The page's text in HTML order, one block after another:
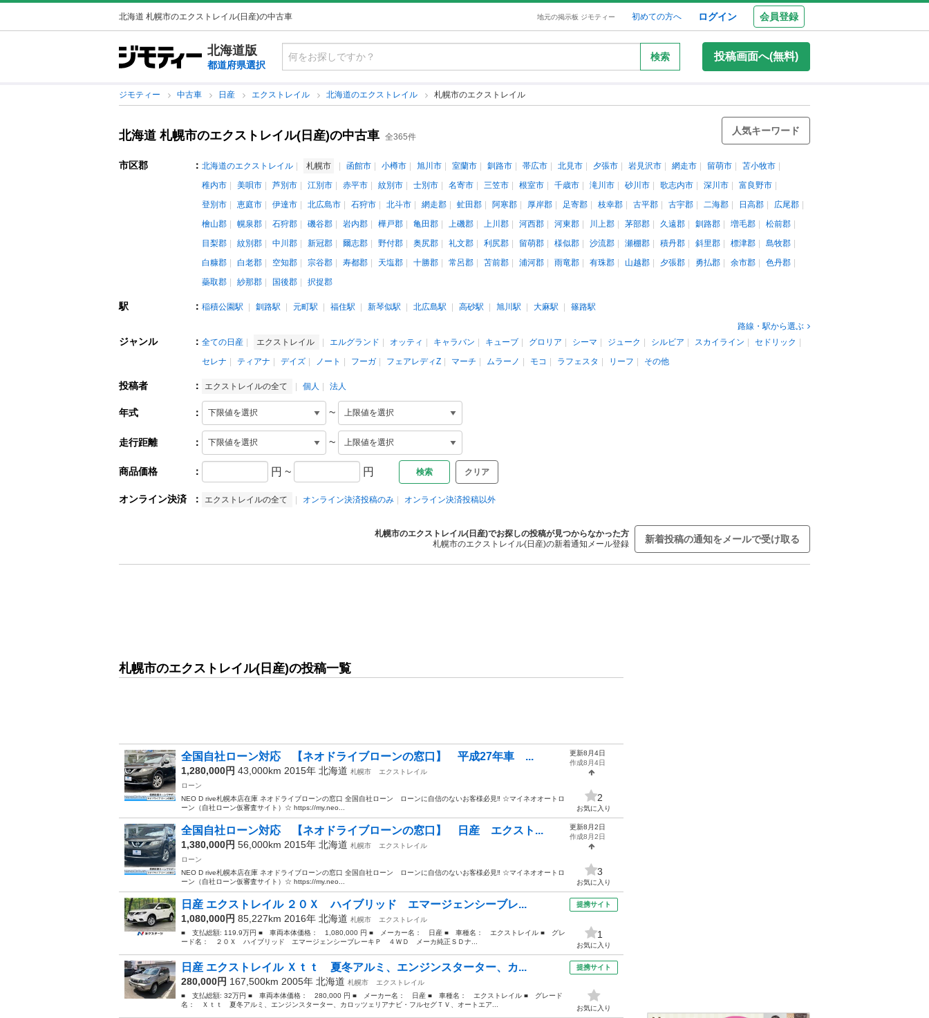
北海道 札幌市のエクストレイル(日産)の中古車 地元の掲示板 ジモティー 初めての方へ ログイン 会員登録
北海道版
都道府県選択
検索 投稿画面へ(無料)
ジモティー 中古車 日産 エクストレイル 北海道のエクストレイル 札幌市のエクストレイル
北海道 札幌市のエクストレイル(日産)の中古車 全365件
人気キーワード
市区郡 ： 北海道のエクストレイル 札幌市 函館市 小樽市 旭川市 室蘭市 釧路市 帯広市 北見市 夕張市 岩見沢市 網走市 留萌市
苫小牧市
稚内市
美唄市 芦別市 江別市 赤平市 紋別市 士別市 名寄市 三笠市 根室市 千歳市 滝川市 砂川市 歌志内市 深川市
富良野市
登別市
恵庭市 伊達市 北広島市 石狩市 北斗市 網走郡 虻田郡 阿寒郡 厚岸郡 足寄郡 枝幸郡 古平郡 古宇郡 二海郡 日高郡
広尾郡
檜山郡
幌泉郡 石狩郡 磯谷郡 岩内郡 樺戸郡 亀田郡 上磯郡 上川郡 河西郡 河東郡 川上郡 茅部郡 久遠郡 釧路郡 増毛郡
松前郡
目梨郡
紋別郡 中川郡 新冠郡 爾志郡 野付郡 奥尻郡 礼文郡 利尻郡 留萌郡 様似郡 沙流郡 瀬棚郡 積丹郡 斜里郡 標津郡
島牧郡
白糠郡
白老郡 空知郡 宗谷郡 寿都郡 天塩郡 十勝郡 常呂郡 苫前郡 浦河郡 雨竜郡 有珠郡 山越郡 夕張郡 勇払郡 余市郡
色丹郡
蘂取郡
紗那郡 国後郡 択捉郡
駅 ： 稲積公園駅 釧路駅 元町駅 福住駅 新琴似駅 北広島駅 高砂駅 旭川駅 大麻駅
篠路駅
路線・駅から選ぶ
ジャンル ： 全ての日産 エクストレイル エルグランド オッティ キャラバン キューブ グロリア シーマ ジューク シルビア スカイライン
セドリック
セレナ
ティアナ デイズ ノート フーガ フェアレディZ マーチ ムラーノ モコ ラフェスタ リーフ その他
投稿者 ： エクストレイルの全て 個人 法人
年式 ： ~
走行距離 ： ~
商品価格 ： 円 ~ 円 クリア
オンライン決済 ： エクストレイルの全て オンライン決済投稿のみ オンライン決済投稿以外
札幌市のエクストレイル(日産)でお探しの投稿が見つからなかった方
札幌市のエクストレイル(日産)の新着通知メール登録
新着投稿の通知をメールで受け取る
札幌市のエクストレイル(日産)の投稿一覧
全国自社ローン対応 【ネオドライブローンの窓口】 平成27年車 ...
1,280,000円 43,000km 2015年 北海道 札幌市
エクストレイル
ローン
NEO D rive札幌本店在庫 ネオドライブローンの窓口 全国自社ローン ローンに自信のないお客様必見‼︎ ☆マイネオオートロ
ーン（自社ローン仮審査サイト）☆ https://my.neo...
更新8月4日
作成8月4日
2
お気に入り
全国自社ローン対応 【ネオドライブローンの窓口】 日産 エクスト...
1,380,000円 56,000km 2015年 北海道 札幌市
エクストレイル
ローン
NEO D rive札幌本店在庫 ネオドライブローンの窓口 全国自社ローン ローンに自信のないお客様必見‼︎ ☆マイネオオートロ
ーン（自社ローン仮審査サイト）☆ https://my.neo...
更新8月2日
作成8月2日
3
お気に入り
日産 エクストレイル ２０Ｘ ハイブリッド エマージェンシーブレ...
1,080,000円 85,227km 2016年 北海道 札幌市
エクストレイル
■ 支払総額: 119.9万円 ■ 車両本体価格： 1,080,000 円 ■ メーカー名： 日産 ■ 車種名： エクストレイル ■ グレ
ード名： ２０Ｘ ハイブリッド エマージェンシーブレーキＰ ４ＷＤ メーカ純正ＳＤナ...
提携サイト
1
お気に入り
日産 エクストレイル Ｘｔｔ 夏冬アルミ、エンジンスターター、カ...
280,000円 167,500km 2005年 北海道 札幌市
エクストレイル
■ 支払総額: 32万円 ■ 車両本体価格： 280,000 円 ■ メーカー名： 日産 ■ 車種名： エクストレイル ■ グレード
名： Ｘｔｔ 夏冬アルミ、エンジンスターター、カロッツェリアナビ・フルセグＴＶ、オートエア...
提携サイト
お気に入り